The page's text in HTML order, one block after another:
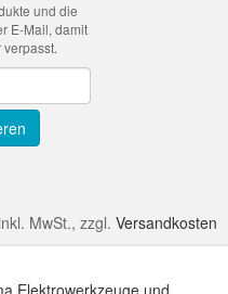
und die
E-Mail, damit
verpasst.
MwSt., zzgl. Versandkosten